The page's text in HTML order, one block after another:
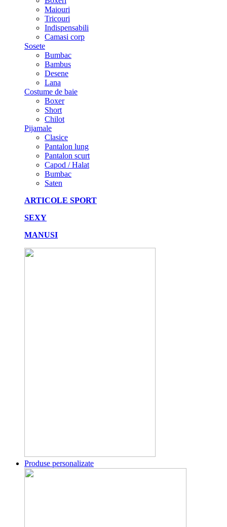
Maiouri
Tricouri
Indispensabili
Camasi corp
Sosete
Bumbac
Bambus
Desene
Lana
Costume de baie
Boxer
Short
Chilot
Pijamale
Clasice
Pantalon lung
Pantalon scurt
Capod / Halat
Bumbac
Saten
ARTICOLE SPORT
SEXY
MANUSI
Produse personalizate